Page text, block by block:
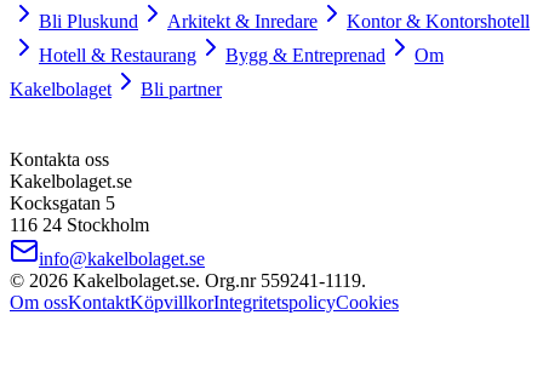
Bli Pluskund
Arkitekt & Inredare
Kontor & Kontorshotell
Hotell & Restaurang
Bygg & Entreprenad
Om
Kakelbolaget
Bli partner
Kontakta oss
Kakelbolaget.se
Kocksgatan 5
116 24 Stockholm
info@kakelbolaget.se
© 2026 Kakelbolaget.se. Org.nr 559241‑1119.
Om ossKontaktKöpvillkorIntegritetspolicyCookies